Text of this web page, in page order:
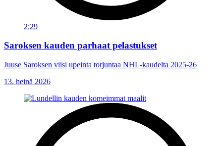
2:29
Saroksen kauden parhaat pelastukset
Juuse Saroksen viisi upeinta torjuntaa NHL-kaudelta 2025-26
13. heinä 2026